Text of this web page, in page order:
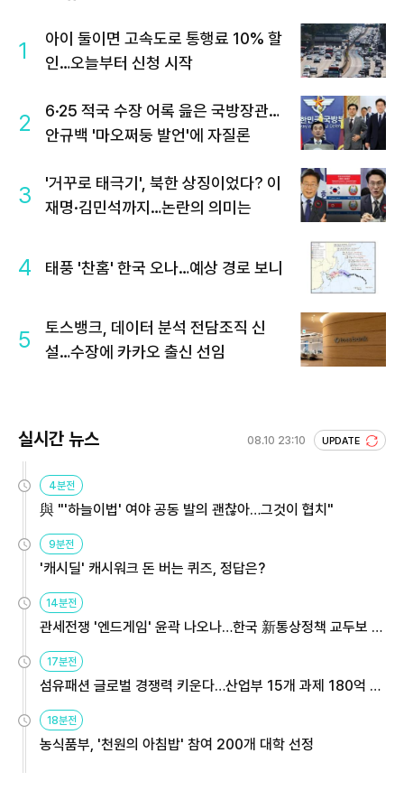
1
아이 둘이면 고속도로 통행료 10% 할
인…오늘부터 신청 시작
2
6·25 적국 수장 어록 읊은 국방장관…
안규백 '마오쩌둥 발언'에 자질론
3
'거꾸로 태극기', 북한 상징이었다? 이
재명·김민석까지…논란의 의미는
4 태풍 '찬홈' 한국 오나…예상 경로 보니
5
토스뱅크, 데이터 분석 전담조직 신
설…수장에 카카오 출신 선임
실시간 뉴스 08.10 23:10 UPDATE
4분전
與 "'하늘이법' 여야 공동 발의 괜찮아…그것이 협치"
9분전
'캐시딜' 캐시워크 돈 버는 퀴즈, 정답은?
14분전
관세전쟁 '엔드게임' 윤곽 나오나…한국 新통상정책 교두보 활
용해야
17분전
섬유패션 글로벌 경쟁력 키운다…산업부 15개 과제 180억 지
원
18분전
농식품부, '천원의 아침밥' 참여 200개 대학 선정